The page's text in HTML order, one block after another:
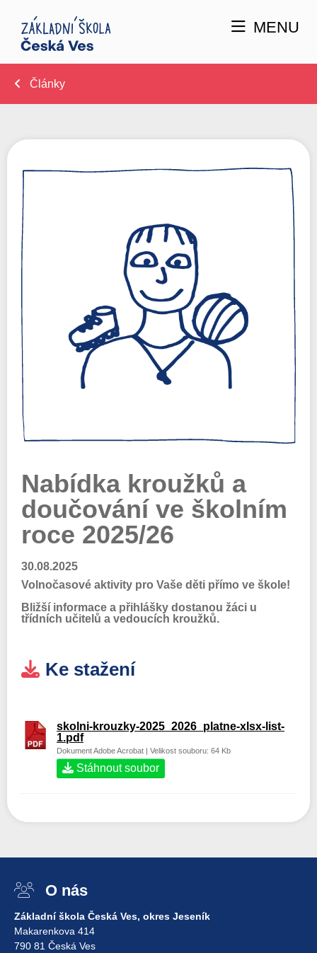
MENU
Články
Nabídka kroužků a
doučování ve školním
roce 2025/26
30.08.2025
Volnočasové aktivity pro Vaše děti přímo ve škole!
Bližší informace a přihlášky dostanou žáci u
třídních učitelů a vedoucích kroužků.
Ke stažení
skolni-krouzky-2025_2026_platne-xlsx-list-
1.pdf
Dokument Adobe Acrobat | Velikost souboru: 64 Kb
Stáhnout soubor
O nás
Základní škola Česká Ves, okres Jeseník
Makarenkova 414
790 81 Česká Ves